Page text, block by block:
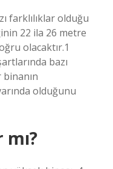
farklılıklar olduğu
22 ila 26 metre
olacaktır.1
bazı
olduğunu